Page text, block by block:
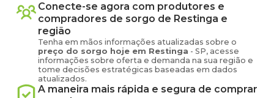
Conecte-se agora com produtores e
compradores de sorgo de Restinga e
região
Tenha em mãos informações atualizadas sobre o
preço do sorgo hoje em Restinga - SP, acesse
informações sobre oferta e demanda na sua região e
tome decisões estratégicas baseadas em dados
atualizados.
A maneira mais rápida e segura de comprar